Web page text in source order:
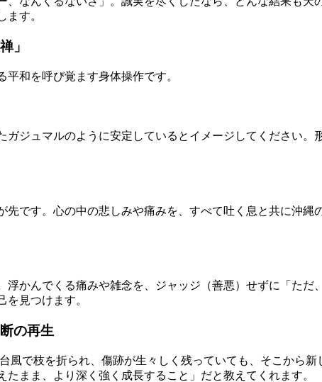
ます。
」
和を呼び覚ます身体操作です。
ジュマルのように安定しているとイメージしてください
です。心の中の悲しみや痛みを、すべて吐く息と共に沖
かんでくる痛みや雑念を、ジャッジ（善悪）せずに「た
見つけます。
の再生
風で枝を折られ、傷跡が生々しく残っていても、そこから
まま、より深く強く成長すること」だと教えてくれます。